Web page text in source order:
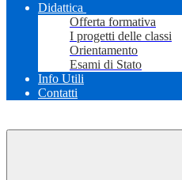
Didattica
Offerta formativa
I progetti delle classi
Orientamento
Esami di Stato
Info Utili
Contatti